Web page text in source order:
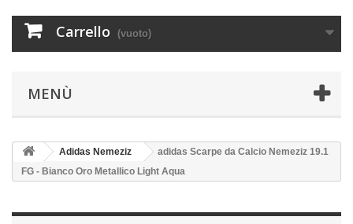
Carrello (vuoto)
MENÙ
Adidas Nemeziz
adidas Scarpe da Calcio Nemeziz 19.1
FG - Bianco Oro Metallico Light Aqua